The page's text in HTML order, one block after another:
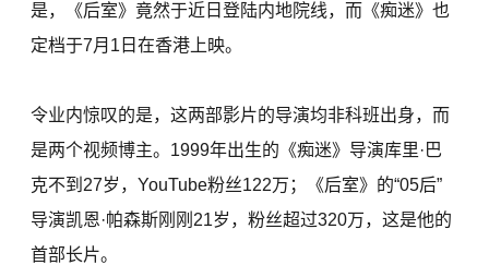
是，《后室》竟然于近日登陆内地院线，而《痴迷》也
定档于7月1日在香港上映。
令业内惊叹的是，这两部影片的导演均非科班出身，而
是两个视频博主。1999年出生的《痴迷》导演库里·巴
克不到27岁，YouTube粉丝122万；《后室》的“05后”
导演凯恩·帕森斯刚刚21岁，粉丝超过320万，这是他的
首部长片。